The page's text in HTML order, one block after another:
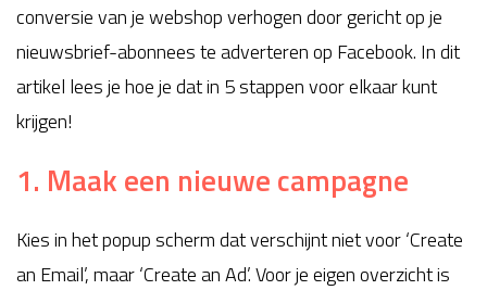
conversie van je webshop verhogen door gericht op je
nieuwsbrief-abonnees te adverteren op Facebook. In dit
artikel lees je hoe je dat in 5 stappen voor elkaar kunt
krijgen!
1. Maak een nieuwe campagne
Kies in het popup scherm dat verschijnt niet voor ‘Create
an Email’, maar ‘Create an Ad’. Voor je eigen overzicht is